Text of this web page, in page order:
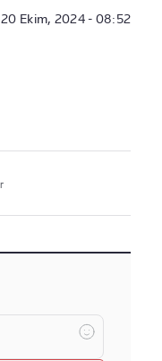
20 Ekim, 2024 - 08:52